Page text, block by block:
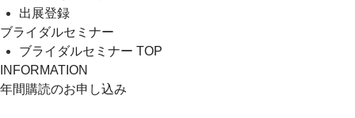
出展登録
ブライダルセミナー
ブライダルセミナー TOP
INFORMATION
年間購読のお申し込み